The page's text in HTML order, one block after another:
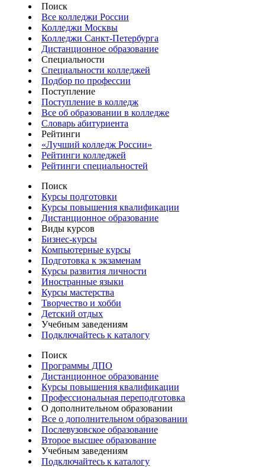
Поиск
Все колледжи России
Колледжи Москвы
Колледжи Санкт-Петербурга
Дистанционное образование
Специальности
Специальности колледжей
Подбор по профессии
Поступление
Поступление в колледж
Все об образовании в колледже
Словарь абитуриента
Рейтинги
«Лучший колледж России»
Рейтинги колледжей
Рейтинги специальностей
Поиск
Курсы подготовки
Курсы повышения квалификации
Дистанционное образование
Виды курсов
Бизнес-курсы
Компьютерные курсы
Подготовка к экзаменам
Курсы развития личности
Иностранные языки
Курсы мастерства
Творчество и хобби
Детский отдых
Учебным заведениям
Подключайтесь к каталогу
Поиск
Программы ДПО
Дистанционное образование
Курсы повышения квалификации
Профессиональная переподготовка
О дополнительном образовании
Все о дополнительном образовании
Послевузовское образование
Второе высшее образование
Учебным заведениям
Подключайтесь к каталогу